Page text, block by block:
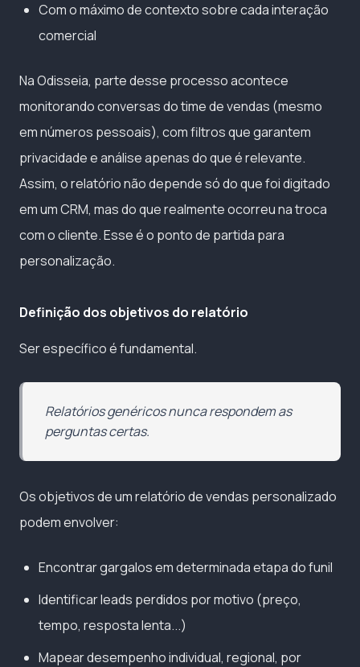
Com o máximo de contexto sobre cada interação
comercial
Na Odisseia, parte desse processo acontece
monitorando conversas do time de vendas (mesmo
em números pessoais), com filtros que garantem
privacidade e análise apenas do que é relevante.
Assim, o relatório não depende só do que foi digitado
em um CRM, mas do que realmente ocorreu na troca
com o cliente. Esse é o ponto de partida para
personalização.
Definição dos objetivos do relatório
Ser específico é fundamental.
Relatórios genéricos nunca respondem as
perguntas certas.
Os objetivos de um relatório de vendas personalizado
podem envolver:
Encontrar gargalos em determinada etapa do funil
Identificar leads perdidos por motivo (preço,
tempo, resposta lenta...)
Mapear desempenho individual, regional, por